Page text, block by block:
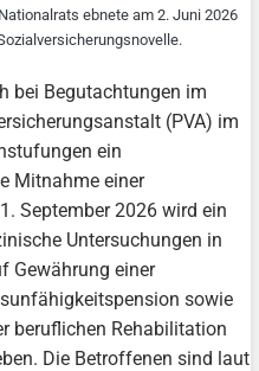
ebnete am 2. Juni 2026
bei Begutachtungen im
(PVA) im
ein
Mitnahme einer
September 2026 wird ein
Untersuchungen in
Gewährung einer
sowie
beruflichen Rehabilitation
Die Betroffenen sind laut